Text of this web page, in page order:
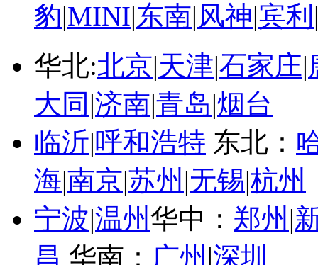
豹|MINI|东南|风神|宾利
华北:北京|天津|石家庄|
大同 |济南|青岛|烟台
临沂|呼和浩特 东北：
海|南京|苏州 |无锡|杭州
宁波|温州华中： 郑州 |
昌 华南： 广州 |深圳